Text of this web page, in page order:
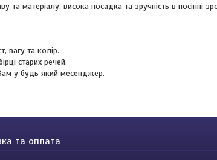
та матеріалу, висока посадка та зручність в носінні
вагу та колір.
старих речей.
у будь який месенджер.
та оплата